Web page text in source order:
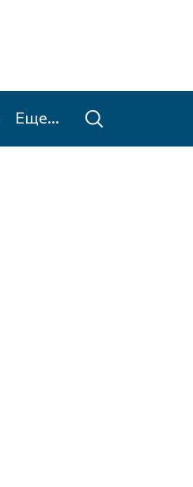
Еще...